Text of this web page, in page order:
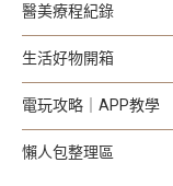
醫美療程紀錄
生活好物開箱
電玩攻略｜APP教學
懶人包整理區